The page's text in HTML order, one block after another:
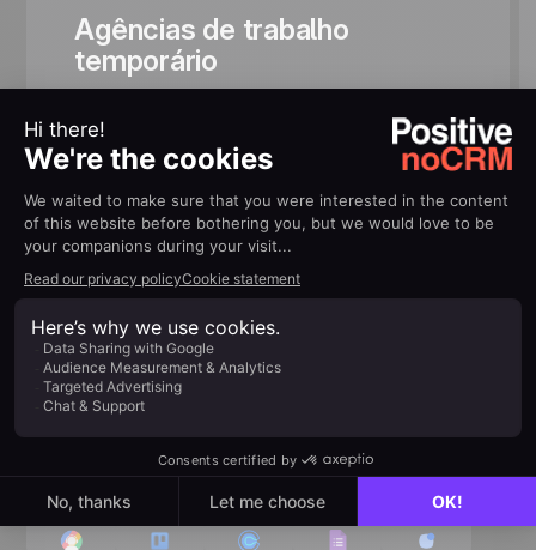
Agências de trabalho
temporário
100% conectado ao seu
ecossistema
Conecte facilmente suas ferramentas do dia a dia para
aumentar sua produtividade sem complicação.